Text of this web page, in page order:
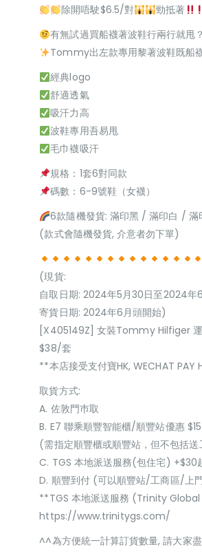
除開唔駛$6.5/對
勁抵著
有無試過買船襪著波鞋行兩行就甩？
Tommy出左款專用黎著波鞋既船
經典logo
舒適透氣
吸汗力高
波鞋專用吾易甩
毛巾襪吸汗
規格：1套6對同款
碼數：6-9號鞋（女襪）
6款隨機發貨: 滿印黑 / 滿印白 /
(款式會隨機發貨, 介意者勿下單)
(現貨:
自取日期: 2024年5月30日至2024年
寄貨日期: 2024年6月頭開始)
[X405149Z] 女裝Tommy Hilfiger
$38/套
**本店接受支付寶HK, WECHAT
取貨方式:
A. 佐敦門巿取
B. E7 聯乘順豐智能櫃/順豐站優惠
(需指定順豐櫃或順豐站，但不包括
C. TGS 本地派送服務(包住宅) +$30
D. 順豐到付 (可以順豐站/工商區/上
**TGS 本地派送服務 (Trinity
https://www.trinitygs.com/
^^為方便統一計算訂貨數量, 請大家